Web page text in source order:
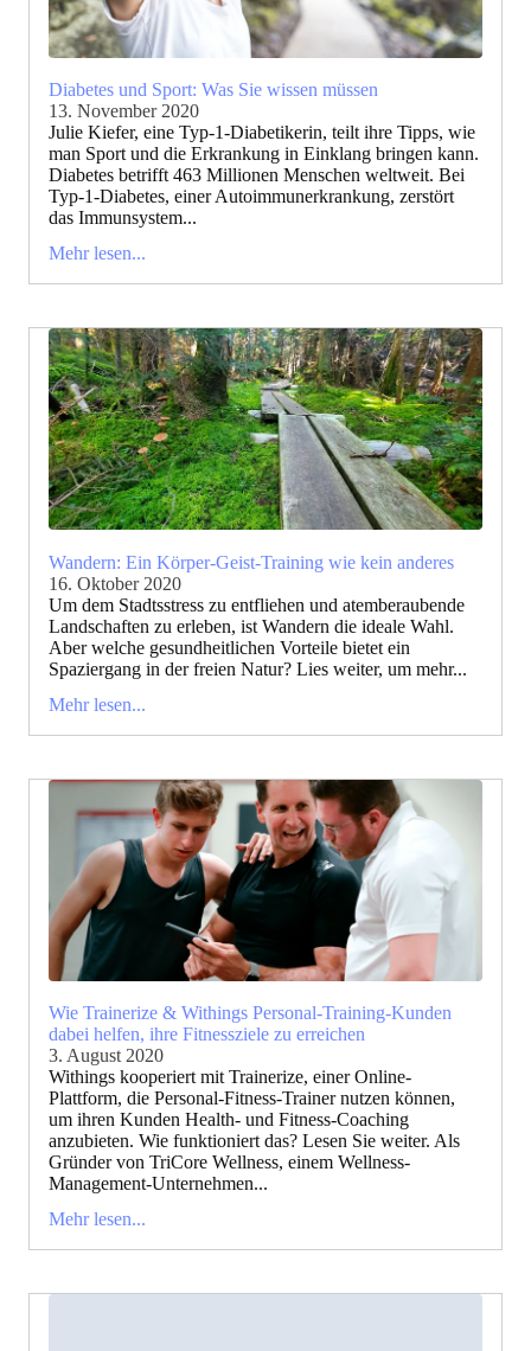
Diabetes und Sport: Was Sie wissen müssen
13. November 2020
Julie Kiefer, eine Typ-1-Diabetikerin, teilt ihre Tipps, wie
man Sport und die Erkrankung in Einklang bringen kann.
Diabetes betrifft 463 Millionen Menschen weltweit. Bei
Typ-1-Diabetes, einer Autoimmunerkrankung, zerstört
das Immunsystem...
Mehr lesen...
Wandern: Ein Körper-Geist-Training wie kein anderes
16. Oktober 2020
Um dem Stadtsstress zu entfliehen und atemberaubende
Landschaften zu erleben, ist Wandern die ideale Wahl.
Aber welche gesundheitlichen Vorteile bietet ein
Spaziergang in der freien Natur? Lies weiter, um mehr...
Mehr lesen...
Wie Trainerize & Withings Personal-Training-Kunden
dabei helfen, ihre Fitnessziele zu erreichen
3. August 2020
Withings kooperiert mit Trainerize, einer Online-
Plattform, die Personal-Fitness-Trainer nutzen können,
um ihren Kunden Health- und Fitness-Coaching
anzubieten. Wie funktioniert das? Lesen Sie weiter. Als
Gründer von TriCore Wellness, einem Wellness-
Management-Unternehmen...
Mehr lesen...